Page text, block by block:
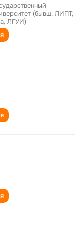
(бывш. ЛИПТ,
ЛГУИ)